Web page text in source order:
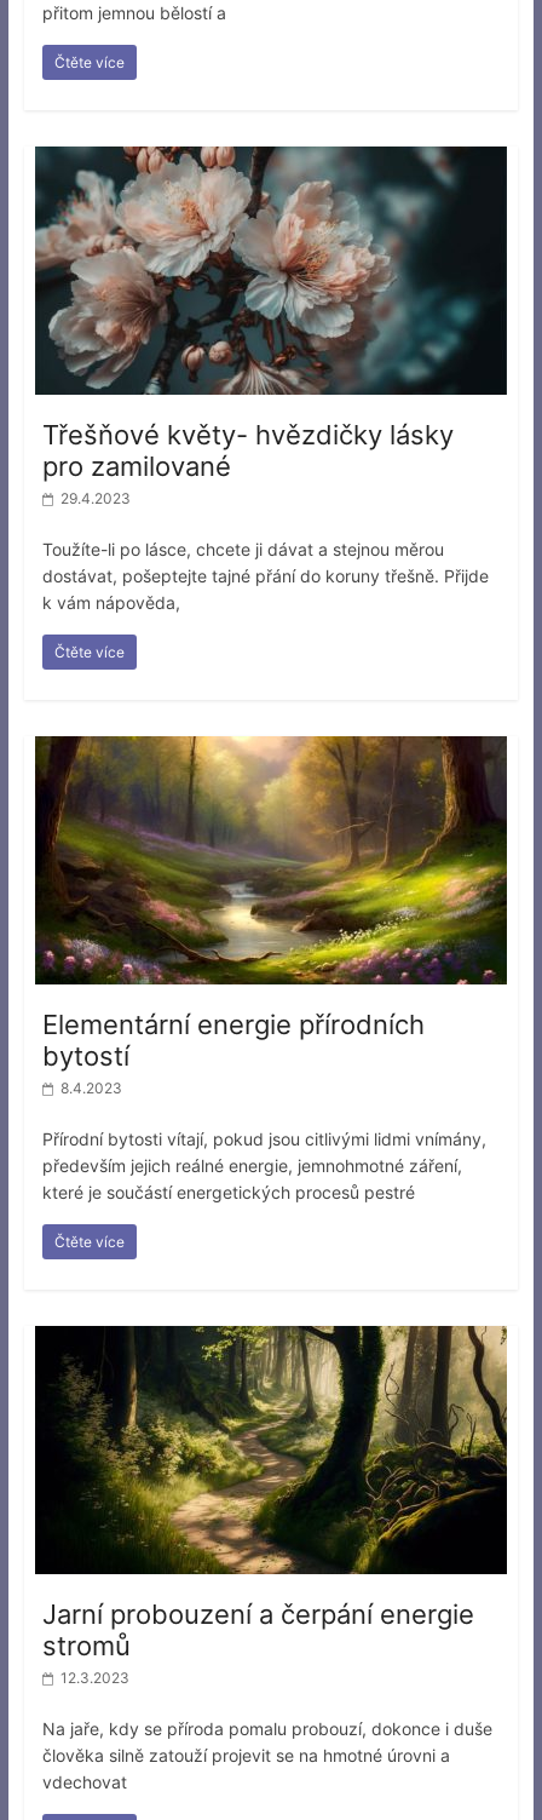
přitom jemnou bělostí a
Čtěte více
Třešňové květy- hvězdičky lásky
pro zamilované
29.4.2023
Toužíte-li po lásce, chcete ji dávat a stejnou měrou
dostávat, pošeptejte tajné přání do koruny třešně. Přijde
k vám nápověda,
Čtěte více
Elementární energie přírodních
bytostí
8.4.2023
Přírodní bytosti vítají, pokud jsou citlivými lidmi vnímány,
především jejich reálné energie, jemnohmotné záření,
které je součástí energetických procesů pestré
Čtěte více
Jarní probouzení a čerpání energie
stromů
12.3.2023
Na jaře, kdy se příroda pomalu probouzí, dokonce i duše
člověka silně zatouží projevit se na hmotné úrovni a
vdechovat